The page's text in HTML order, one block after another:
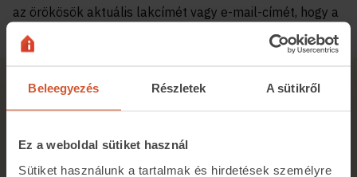
Beleegyezés Részletek A sütikről
Ez a weboldal sütiket használ
Sütiket használunk a tartalmak és hirdetések személyre
az örökösök aktuális lakcímét vagy e-mail-címét, hogy a
jegyző gyorsan elérhesse őket.
Kapcsolódó cikk